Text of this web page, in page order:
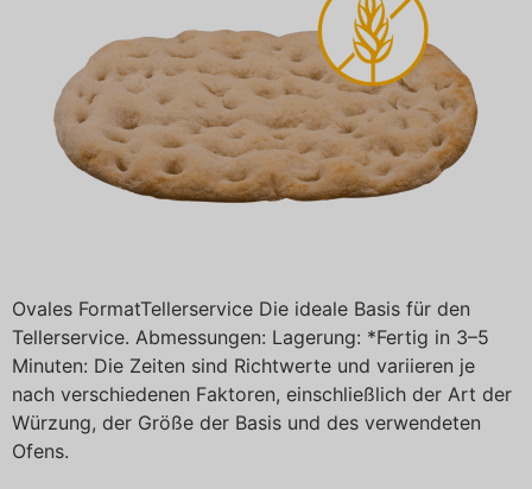
Ovales FormatTellerservice Die ideale Basis für den
Tellerservice. Abmessungen: Lagerung: *Fertig in 3–5
Minuten: Die Zeiten sind Richtwerte und variieren je
nach verschiedenen Faktoren, einschließlich der Art der
Würzung, der Größe der Basis und des verwendeten
Ofens.